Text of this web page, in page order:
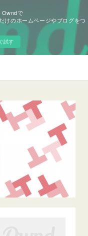
Owndで
けのホームページやブログをつ
試す